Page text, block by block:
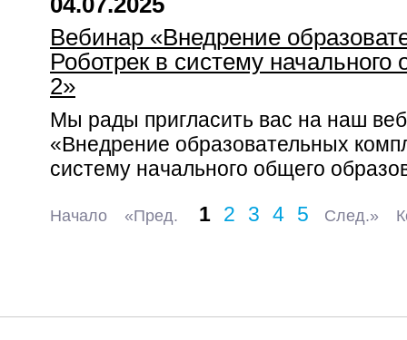
Вебинар «Внедрение
Роботрек в систему
2»
Мы рады пригласить вас на наш
«Внедрение образовательных
систему начального общего
Начало «Пред. 1 2 3 4 5 След.»